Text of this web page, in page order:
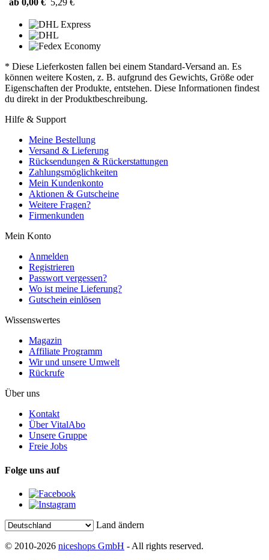
ab 0,00 € 5,29 €
* Diese Lieferkosten fallen bei einem Standard-Versand an. Es
können weitere Kosten, z. B. aufgrund des Gewichts, Größe oder
Eigenschaften der Produkte, entstehen. Diese Informationen findest
du direkt in der Produktbeschreibung.
Hilfe & Support
Meine Bestellung
Versand & Lieferung
Rücksendungen & Rückerstattungen
Zahlungsmöglichkeiten
Mein Kundenkonto
Aktionen & Gutscheine
Weitere Fragen?
Firmenkunden
Mein Konto
Anmelden
Registrieren
Passwort vergessen?
Wo ist meine Lieferung?
Gutschein einlösen
Wissenswertes
Magazin
Affiliate Programm
Wir und unsere Umwelt
Rückrufe
Über uns
Kontakt
Über VitalAbo
Unsere Gruppe
Freie Jobs
Folge uns auf
Land ändern
© 2010-2026 niceshops GmbH - All rights reserved.